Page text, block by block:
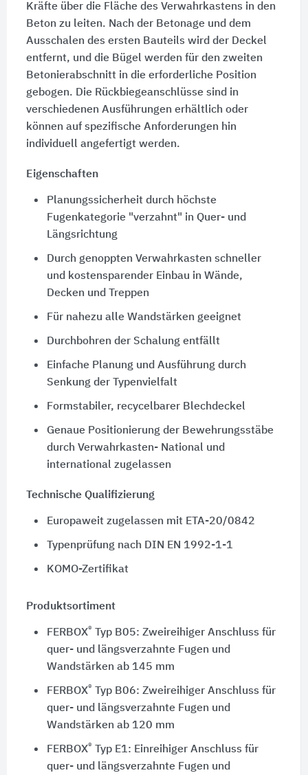
Kräfte über die Fläche des Verwahrkastens in den
Beton zu leiten. Nach der Betonage und dem
Ausschalen des ersten Bauteils wird der Deckel
entfernt, und die Bügel werden für den zweiten
Betonierabschnitt in die erforderliche Position
gebogen. Die Rückbiegeanschlüsse sind in
verschiedenen Ausführungen erhältlich oder
können auf spezifische Anforderungen hin
individuell angefertigt werden.
Eigenschaften
Planungssicherheit durch höchste
Fugenkategorie "verzahnt" in Quer- und
Längsrichtung
Durch genoppten Verwahrkasten schneller
und kostensparender Einbau in Wände,
Decken und Treppen
Für nahezu alle Wandstärken geeignet
Durchbohren der Schalung entfällt
Einfache Planung und Ausführung durch
Senkung der Typenvielfalt
Formstabiler, recycelbarer Blechdeckel
Genaue Positionierung der Bewehrungsstäbe
durch Verwahrkasten- National und
international zugelassen
Technische Qualifizierung
Europaweit zugelassen mit ETA-20/0842
Typenprüfung nach DIN EN 1992-1-1
KOMO-Zertifikat
Produktsortiment
FERBOX®
Typ B05: Zweireihiger Anschluss für
quer- und längsverzahnte Fugen und
Wandstärken ab 145 mm
FERBOX®
Typ B06: Zweireihiger Anschluss für
quer- und längsverzahnte Fugen und
Wandstärken ab 120 mm
FERBOX®
Typ E1: Einreihiger Anschluss für
quer- und längsverzahnte Fugen und